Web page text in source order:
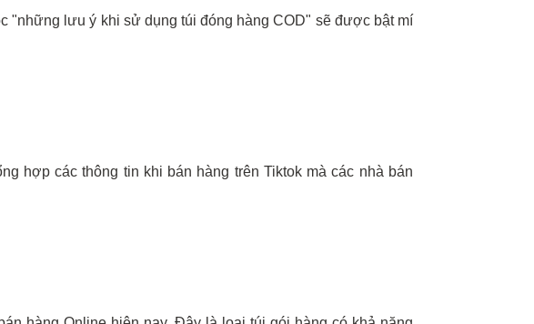
"những lưu ý khi sử dụng túi đóng hàng COD" sẽ được bật mí
hợp các thông tin khi bán hàng trên Tiktok mà các nhà bán